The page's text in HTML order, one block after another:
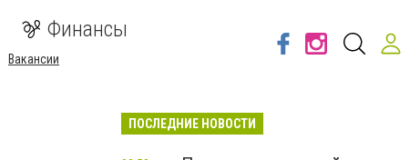
Финансы
Вакансии
ПОСЛЕДНИЕ НОВОСТИ